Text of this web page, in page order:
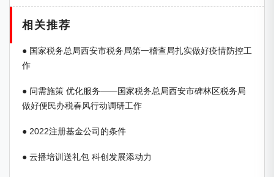
相关推荐
● 国家税务总局西安市税务局第一稽查局扎实做好疫情防控工
作
● 问需施策 优化服务——国家税务总局西安市碑林区税务局
做好便民办税春风行动调研工作
● 2022注册基金公司的条件
● 云播培训送礼包 科创发展添动力